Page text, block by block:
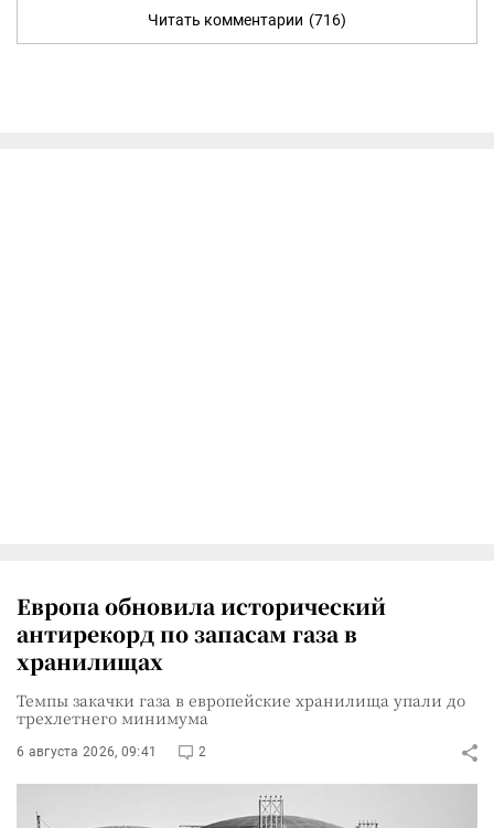
Читать комментарии (716)
Европа обновила исторический
антирекорд по запасам газа в
хранилищах
Темпы закачки газа в европейские хранилища упали до
трехлетнего минимума
6 августа 2026, 09:41 2